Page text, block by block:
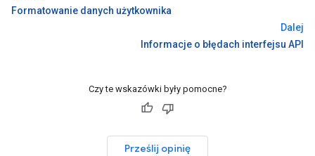
Formatowanie danych użytkownika
Dalej
Informacje o błędach interfejsu API
Czy te wskazówki były pomocne?
Prześlij opinię